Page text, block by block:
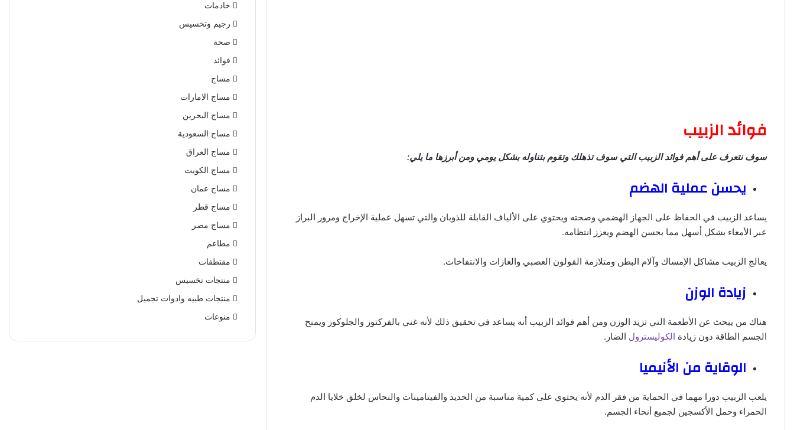
فوائد الزبيب
سوف نتعرف على أهم فوائد الزبيب التي سوف تذهلك وتقوم بتناوله بشكل يومي ومن أبرزها ما يلي:
يحسن عملية الهضم
يساعد الزبيب في الحفاظ على الجهاز الهضمي وصحته ويحتوي على الألياف القابلة للذوبان والتي تسهل عملية الإخراج ومرور البراز
عبر الأمعاء بشكل أسهل مما يحسن الهضم ويعزز انتظامه.
يعالج الزبيب مشاكل الإمساك وآلام البطن ومتلازمة القولون العصبي والغازات والانتفاخات.
زيادة الوزن
هناك من يبحث عن الأطعمة التي تزيد الوزن ومن أهم فوائد الزبيب أنه يساعد في تحقيق ذلك لأنه غني بالفركتوز والجلوكوز ويمنح
الجسم الطاقة دون زيادة الكوليسترول الضار.
الوقاية من الأنيميا
يلعب الزبيب دورا مهما في الحماية من فقر الدم لأنه يحتوي على كمية مناسبة من الحديد والفيتامينات والنحاس لخلق خلايا الدم
الحمراء وحمل الأكسجين لجميع أنحاء الجسم.
خادمات
رجيم وتخسيس
صحة
فوائد
مساج
مساج الامارات
مساج البحرين
مساج السعودية
مساج العراق
مساج الكويت
مساج عمان
مساج قطر
مساج مصر
مطاعم
مقتطفات
منتجات تخسيس
منتجات طبيه وادوات تجميل
منوعات